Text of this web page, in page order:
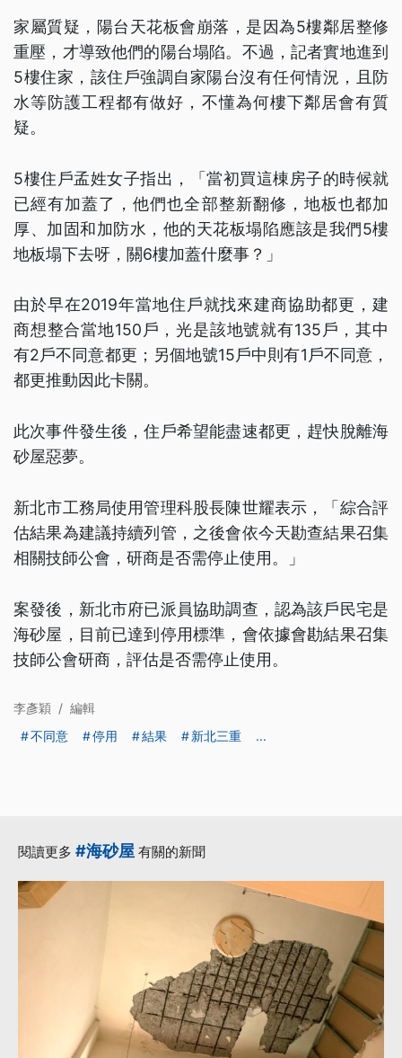
家屬質疑，陽台天花板會崩落，是因為5樓鄰居整修
重壓，才導致他們的陽台塌陷。不過，記者實地進到
5樓住家，該住戶強調自家陽台沒有任何情況，且防
水等防護工程都有做好，不懂為何樓下鄰居會有質
疑。
5樓住戶孟姓女子指出，「當初買這棟房子的時候就
已經有加蓋了，他們也全部整新翻修，地板也都加
厚、加固和加防水，他的天花板塌陷應該是我們5樓
地板塌下去呀，關6樓加蓋什麼事？」
由於早在2019年當地住戶就找來建商協助都更，建
商想整合當地150戶，光是該地號就有135戶，其中
有2戶不同意都更；另個地號15戶中則有1戶不同意，
都更推動因此卡關。
此次事件發生後，住戶希望能盡速都更，趕快脫離海
砂屋惡夢。
新北市工務局使用管理科股長陳世耀表示，「綜合評
估結果為建議持續列管，之後會依今天勘查結果召集
相關技師公會，研商是否需停止使用。」
案發後，新北市府已派員協助調查，認為該戶民宅是
海砂屋，目前已達到停用標準，會依據會勘結果召集
技師公會研商，評估是否需停止使用。
李彥穎 / 編輯
不同意
停用 結果 新北三重 ...
閱讀更多 #海砂屋 有關的新聞